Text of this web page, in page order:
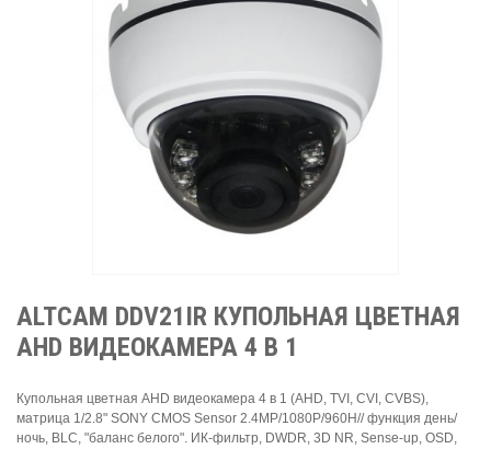
ALTCAM DDV21IR КУПОЛЬНАЯ ЦВЕТНАЯ
AHD ВИДЕОКАМЕРА 4 В 1
Купольная цветная AHD видеокамера 4 в 1 (AHD, TVI, CVI, CVBS),
матрица 1/2.8" SONY CMOS Sensor 2.4MP/1080P/960H// функция день/
ночь, BLC, "баланс белого". ИК-фильтр, DWDR, 3D NR, Sense-up, OSD,